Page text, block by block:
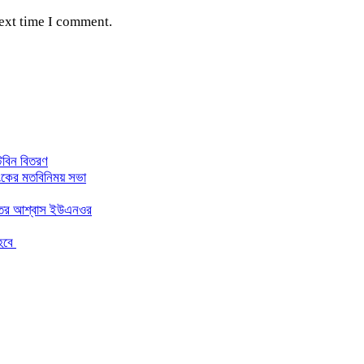
time I comment.
বিতরণ
মতবিনিময় সভা
আশ্বাস ইউএনওর